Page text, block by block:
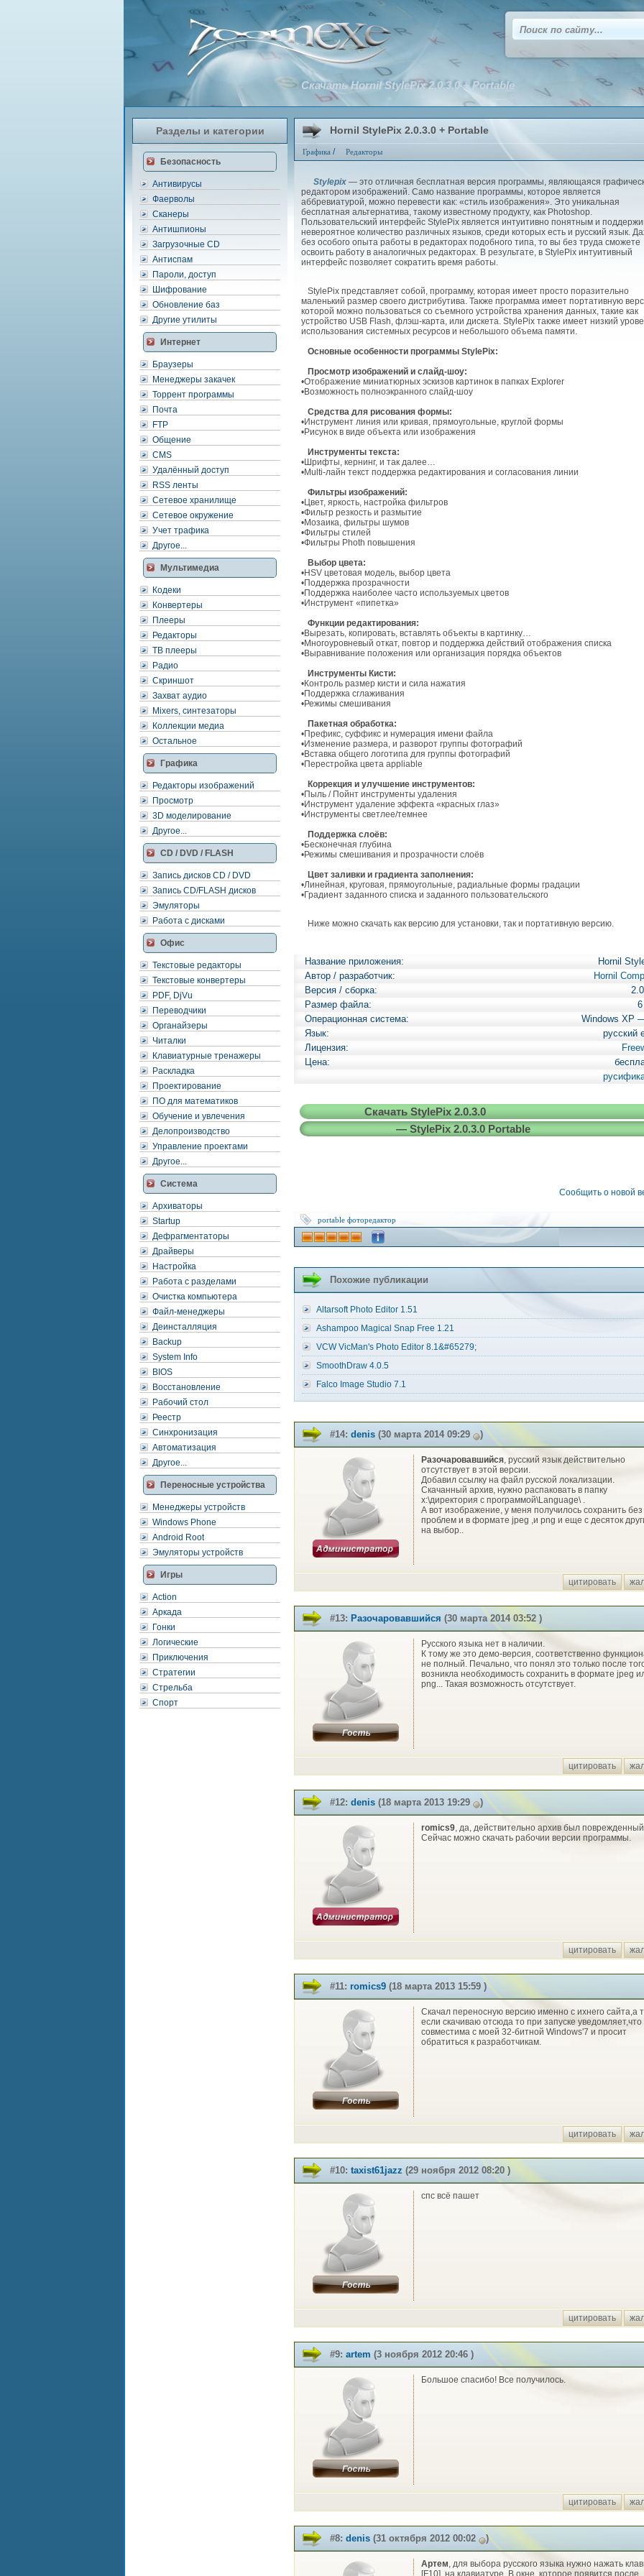
Разделы и категории
Безопасность
Антивирусы
Фаерволы
Сканеры
Антишпионы
Загрузочные CD
Антиспам
Пароли, доступ
Шифрование
Обновление баз
Другие утилиты
Интернет
Браузеры
Менеджеры закачек
Торрент программы
Почта
FTP
Общение
CMS
Удалённый доступ
RSS ленты
Сетевое хранилище
Сетевое окружение
Учет трафика
Другое...
Мультимедиа
Кодеки
Конвертеры
Плееры
Редакторы
ТВ плееры
Радио
Скриншот
Захват аудио
Mixers, синтезаторы
Коллекции медиа
Остальное
Графика
Редакторы изображений
Просмотр
3D моделирование
Другое...
CD / DVD / FLASH
Запись дисков CD / DVD
Запись CD/FLASH дисков
Эмуляторы
Работа с дисками
Офис
Текстовые редакторы
Текстовые конвертеры
PDF, DjVu
Переводчики
Органайзеры
Читалки
Клавиатурные тренажеры
Раскладка
Проектирование
ПО для математиков
Обучение и увлечения
Делопроизводство
Управление проектами
Другое...
Система
Архиваторы
Startup
Дефрагментаторы
Драйверы
Настройка
Работа с разделами
Очистка компьютера
Файл-менеджеры
Деинсталляция
Backup
System Info
BIOS
Восстановление
Рабочий стол
Реестр
Синхронизация
Автоматизация
Другое...
Переносные устройства
Менеджеры устройств
Windows Phone
Android Root
Эмуляторы устройств
Игры
Action
Аркада
Гонки
Логические
Приключения
Стратегии
Стрельба
Спорт
Hornil StylePix 2.0.3.0 + Portable
Графика / Редакторы
Скачать Hornil StylePix 2.0.3.0 + Portable
Stylepix — это отличная бесплатная версия программы, являющаяся
редактором изображений. Само название программы, которое является
аббревиатурой, можно перевести как: «стиль изображения». Это уникальная
бесплатная альтернатива, такому известному продукту, как Photoshop.
Пользовательский интерфейс StylePix является интуитивно понятным и
невероятное количество различных языков, среди которых есть и русский язык.
без особого опыта работы в редакторах подобного типа, то вы без труда сможете
освоить работу в аналогичных редакторах. В результате, в StylePix интуитивный
интерфейс позволяет сократить время работы.
StylePix представляет собой, программу, которая имеет просто поразительно
маленький размер своего дистрибутива. Также программа имеет портативную
которой можно пользоваться со съемного устройства хранения данных, такие как
устройство USB Flash, флэш-карта, или дискета. StylePix также имеет низкий
использования системных ресурсов и небольшого объема памяти.
Основные особенности программы StylePix:
Просмотр изображений и слайд-шоу:
•Отображение миниатюрных эскизов картинок в папках Explorer
•Возможность полноэкранного слайд-шоу
Средства для рисования формы:
•Инструмент линия или кривая, прямоугольные, круглой формы
•Рисунок в виде объекта или изображения
Инструменты текста:
•Шрифты, кернинг, и так далее…
•Multi-лайн текст поддержка редактирования и согласования линии
Фильтры изображений:
•Цвет, яркость, настройка фильтров
•Фильтр резкость и размытие
•Мозаика, фильтры шумов
•Фильтры стилей
•Фильтры Photh повышения
Выбор цвета:
•HSV цветовая модель, выбор цвета
•Поддержка прозрачности
•Поддержка наиболее часто используемых цветов
•Инструмент «пипетка»
Функции редактирования:
•Вырезать, копировать, вставлять объекты в картинку…
•Многоуровневый откат, повтор и поддержка действий отображения списка
•Выравнивание положения или организация порядка объектов
Инструменты Кисти:
•Контроль размер кисти и сила нажатия
•Поддержка сглаживания
•Режимы смешивания
Пакетная обработка:
•Префикс, суффикс и нумерация имени файла
•Изменение размера, и разворот группы фотографий
•Вставка общего логотипа для группы фотографий
•Перестройка цвета appliable
Коррекция и улучшение инструментов:
•Пыль / Пойнт инструменты удаления
•Инструмент удаление эффекта «красных глаз»
•Инструменты светлее/темнее
Поддержка слоёв:
•Бесконечная глубина
•Режимы смешивания и прозрачности слоёв
Цвет заливки и градиента заполнения:
•Линейная, круговая, прямоугольные, радиальные формы градации
•Градиент заданного списка и заданного пользовательского
Ниже можно скачать как версию для установки, так и портативную версию.
Название приложения:
Hornil
Автор / разработчик:
Hornil
Версия / сборка:
Размер файла:
Операционная система:
Windows XP
Язык:
русский
Лицензия:
Цена:
Скачать StylePix 2.0.3.0
— StylePix 2.0.3.0 Portable
Сообщить о новой
portable фоторедактор
Похожие публикации
Altarsoft Photo Editor 1.51
Ashampoo Magical Snap Free 1.21
VCW VicMan's Photo Editor 8.1&#65279;
SmoothDraw 4.0.5
Falco Image Studio 7.1
#14: denis (30 марта 2014 09:29 )
Разочаровавшийся, русский язык действительно
отсутствует в этой версии.
Добавил ссылку на файл русской локализации.
Скачанный архив, нужно распаковать в папку
x:\директория с программой\Language\ .
А вот изображение, у меня получилось сохранить без
проблем и в формате jpeg ,и png и еще с десяток
на выбор..
цитировать
#13: Разочаровавшийся (30 марта 2014 03:52 )
Русского языка нет в наличии.
К тому же это демо-версия, соответственно
не полный. Печально, что понял это только после
возникла необходимость сохранить в формате jpeg
png... Такая возможность отсутствует.
цитировать
#12: denis (18 марта 2013 19:29 )
romics9, да, действительно архив был
Сейчас можно скачать рабочии версии программы.
цитировать
#11: romics9 (18 марта 2013 15:59 )
Скачал переносную версию именно с ихнего сайта,а
если скачиваю отсюда то при запуске уведомляет,что
совместима с моей 32-битной Windows'7 и просит
обратиться к разработчикам.
цитировать
#10: taxist61jazz (29 ноября 2012 08:20 )
спс всё пашет
цитировать
#9: artem (3 ноября 2012 20:46 )
Большое спасибо! Все получилось.
цитировать
#8: denis (31 октября 2012 00:02 )
Артем, для выбора русского языка нужно нажать
[F10], на клавиатуре. В окне, которое появится после